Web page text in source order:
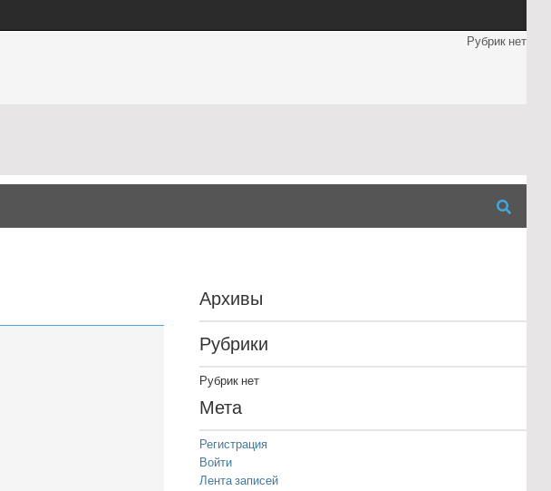
Рубрик нет
Архивы
Рубрики
Рубрик нет
Мета
Регистрация
Войти
Лента записей